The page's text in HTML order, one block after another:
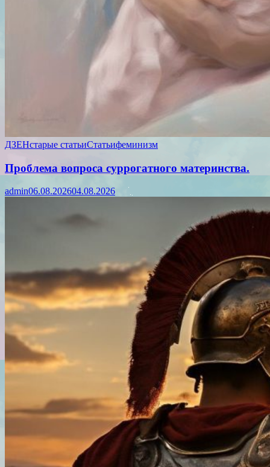
ДЗЕНстарые статьиСтатьифеминизм
Проблема вопроса суррогатного материнства.
admin06.08.202604.08.2026